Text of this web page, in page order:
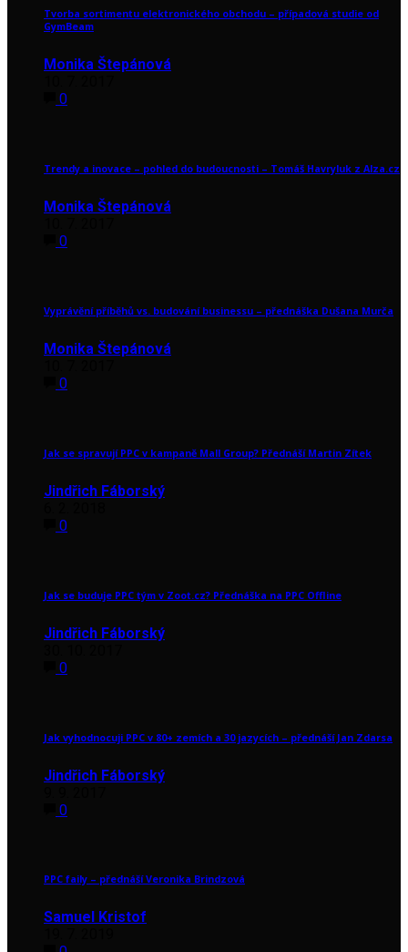
Tvorba sortimentu elektronického obchodu – případová studie od
GymBeam
Monika Štepánová
0
Trendy a inovace – pohled do budoucnosti – Tomáš Havryluk z Alza.cz
Monika Štepánová
0
Vyprávění příběhů vs. budování businessu – přednáška Dušana Murča
Monika Štepánová
0
Jak se spravují PPC v kampaně Mall Group? Přednáší Martin Zítek
Jindřich Fáborský
0
Jak se buduje PPC tým v Zoot.cz? Přednáška na PPC Offline
Jindřich Fáborský
0
Jak vyhodnocuji PPC v 80+ zemích a 30 jazycích – přednáší Jan Zdarsa
Jindřich Fáborský
0
PPC faily – přednáší Veronika Brindzová
Samuel Kristof